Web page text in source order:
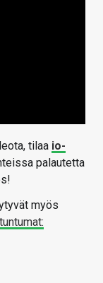
tilaa io-
palautetta
myös